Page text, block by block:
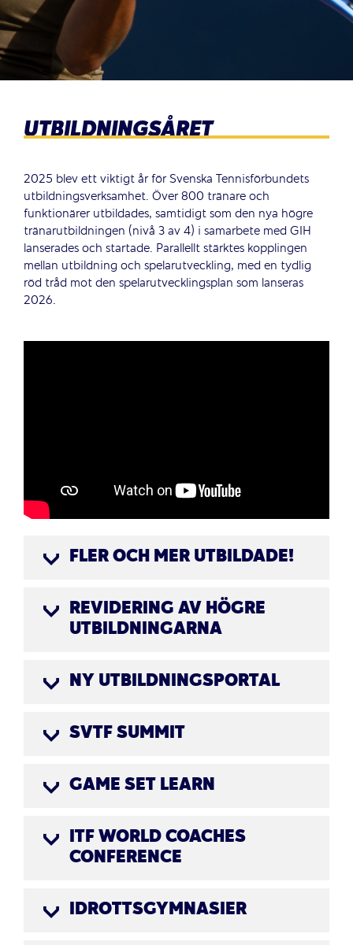
UTBILDNINGSÅRET
2025 blev ett viktigt år för Svenska Tennisförbundets
utbildningsverksamhet. Över 800 tränare och
funktionärer utbildades, samtidigt som den nya högre
tränarutbildningen (nivå 3 av 4) i samarbete med GIH
lanserades och startade. Parallellt stärktes kopplingen
mellan utbildning och spelarutveckling, med en tydlig
röd tråd mot den spelarutvecklingsplan som lanseras
2026.
FLER OCH MER UTBILDADE!
REVIDERING AV HÖGRE
UTBILDNINGARNA
NY UTBILDNINGSPORTAL
SVTF SUMMIT
GAME SET LEARN
ITF WORLD COACHES
CONFERENCE
IDROTTSGYMNASIER